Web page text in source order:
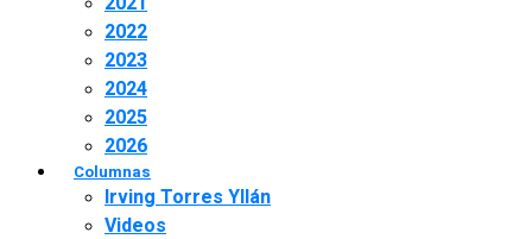
2022
2023
2024
2025
2026
Columnas
Irving Torres Yllán
Videos